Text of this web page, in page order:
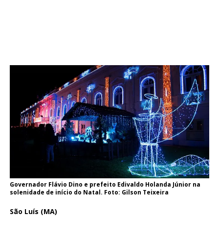
Governador Flávio Dino e prefeito Edivaldo Holanda Júnior na
solenidade de início do Natal. Foto: Gilson Teixeira
São Luís (MA)